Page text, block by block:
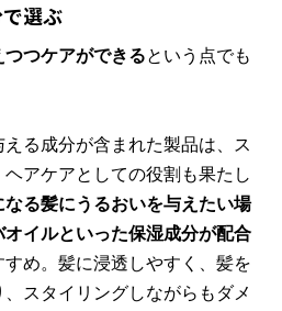
で選ぶ
つつケアができるという点でも
る成分が含まれた製品は、ス
アケアとしての役割も果たし
なる髪にうるおいを与えたい場
イルといった保湿成分が配合
すめ。髪に浸透しやすく、髪を
スタイリングしながらもダメ